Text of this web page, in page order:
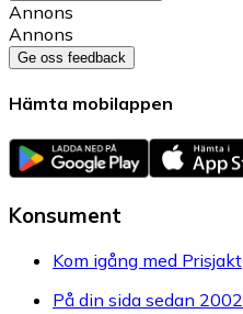
Annons
Annons
Ge oss feedback
Hämta mobilappen
Konsument
Kom igång med Prisjakt
På din sida sedan 2002